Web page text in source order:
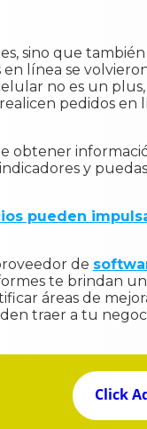
sino que
línea se
no es un plus,
pedidos en
obtener
y
pueden
de
te brindan
áreas de
traer a tu
Click